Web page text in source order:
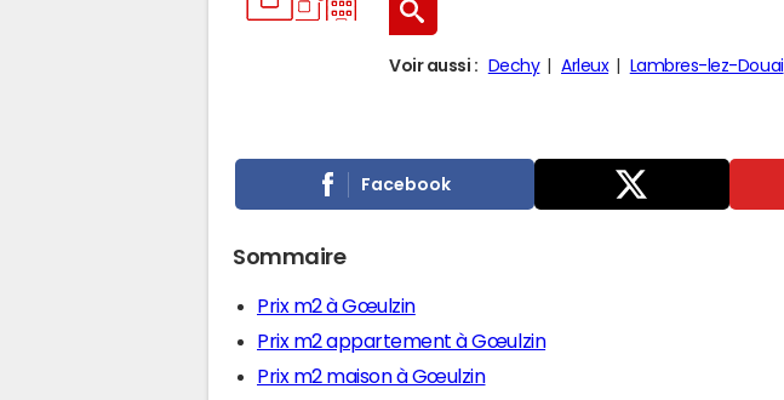
Voir aussi : Dechy Arleux Lambres-lez-Douai
Facebook
Sommaire
Prix m2 à Gœulzin
Prix m2 appartement à Gœulzin
Prix m2 maison à Gœulzin